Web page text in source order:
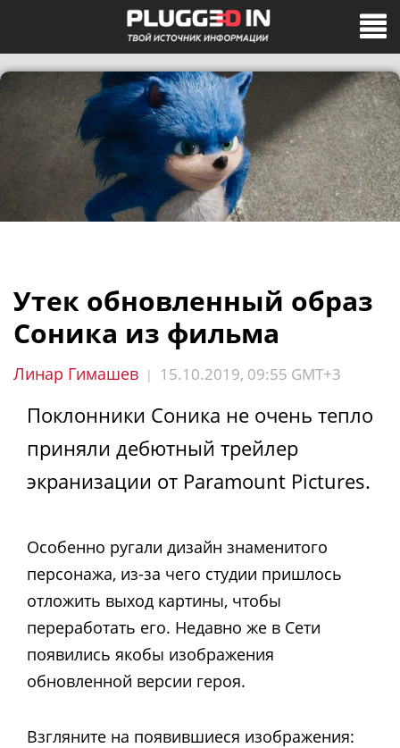
Утек обновленный образ
Соника из фильма
Линар Гимашев | 15.10.2019, 09:55 GMT+3
Поклонники Соника не очень тепло
приняли дебютный трейлер
экранизации от Paramount Pictures.
Особенно ругали дизайн знаменитого
персонажа, из-за чего студии пришлось
отложить выход картины, чтобы
переработать его. Недавно же в Сети
появились якобы изображения
обновленной версии героя.
Взгляните на появившиеся изображения: